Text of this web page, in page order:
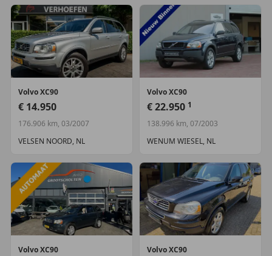
Veiligheid
Airbag(s) hoofd achter
Airbag(s) hoofd voor
Alarm klasse 1(startblokkering)
Volvo XC90
€ 14.950
176.906 km, 03/2007
VELSEN NOORD, NL
VolvoXC90
€ 22.950 1
138.996 km, 07/2003
WENUM WIESEL, NL
Volvo XC90 VolvoXC90